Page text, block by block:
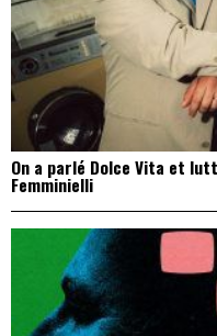
On a parlé Dolce Vita et
Femminielli